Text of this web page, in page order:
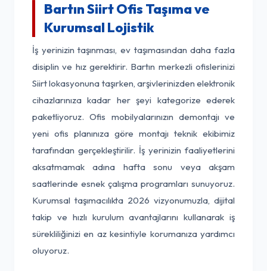
Bartın Siirt Ofis Taşıma ve
Kurumsal Lojistik
İş yerinizin taşınması, ev taşımasından daha fazla
disiplin ve hız gerektirir. Bartın merkezli ofislerinizi
Siirt lokasyonuna taşırken, arşivlerinizden elektronik
cihazlarınıza kadar her şeyi kategorize ederek
paketliyoruz. Ofis mobilyalarınızın demontajı ve
yeni ofis planınıza göre montajı teknik ekibimiz
tarafından gerçekleştirilir. İş yerinizin faaliyetlerini
aksatmamak adına hafta sonu veya akşam
saatlerinde esnek çalışma programları sunuyoruz.
Kurumsal taşımacılıkta 2026 vizyonumuzla, dijital
takip ve hızlı kurulum avantajlarını kullanarak iş
sürekliliğinizi en az kesintiyle korumanıza yardımcı
oluyoruz.